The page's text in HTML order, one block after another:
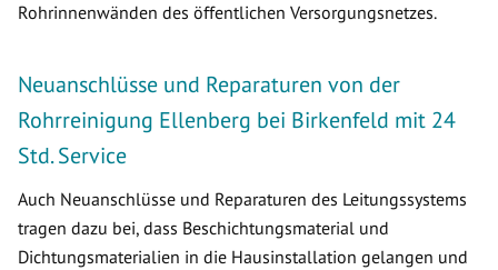
Rohrinnenwänden des öffentlichen Versorgungsnetzes.
Neuanschlüsse und Reparaturen von der
Rohrreinigung Ellenberg bei Birkenfeld mit 24
Std. Service
Auch Neuanschlüsse und Reparaturen des Leitungssystems
tragen dazu bei, dass Beschichtungsmaterial und
Dichtungsmaterialien in die Hausinstallation gelangen und